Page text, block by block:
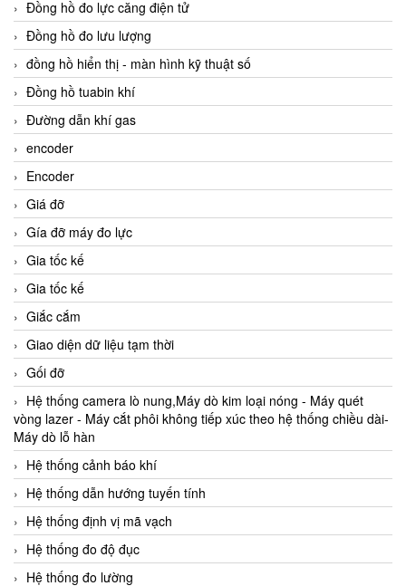
Đồng hồ đo lực căng điện tử
Đồng hồ đo lưu lượng
đồng hồ hiển thị - màn hình kỹ thuật số
Đồng hồ tuabin khí
Đường dẫn khí gas
encoder
Encoder
Giá đỡ
Gía đỡ máy đo lực
Gia tốc kế
Gia tốc kế
Giắc cắm
Giao diện dữ liệu tạm thời
Gối đỡ
Hệ thống camera lò nung,Máy dò kim loại nóng - Máy quét
vòng lazer - Máy cắt phôi không tiếp xúc theo hệ thống chiều dài-
Máy dò lỗ hàn
Hệ thống cảnh báo khí
Hệ thống dẫn hướng tuyến tính
Hệ thống định vị mã vạch
Hệ thống đo độ đục
Hệ thống đo lường